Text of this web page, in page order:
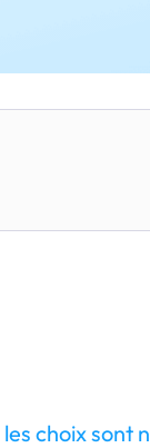
les choix sont